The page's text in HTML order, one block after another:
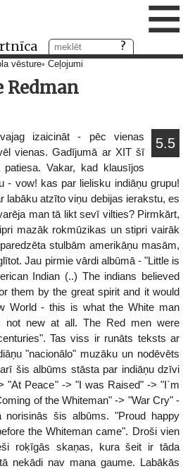
≡
vēsture Ceļojumi
Redman
5.5
izaicināt - pēc vienas
vienas. Gadījumā ar XIT šī
Vakar, kad klausījos
- vow! kas par lielisku indiāņu grupu!
labāku atzīto viņu debijas ierakstu, es
man tā likt sevī vilties? Pirmkārt,
mazāk rokmūzikas un stipri vairāk
stulbām amerikāņu masām,
Jau pirmie vārdi albūmā - "Little is
Indian (..) The indians believed
them by the great spirit and it would
World - this is what the White man
not new at all. The Red men were
Tas viss ir runāts teksts ar
"nacionālo" muzāku un nodēvēts
šis albūms stāsta par indiāņu dzīvi
"At Peace" -> "I was Raised" -> "I`m
of the Whiteman" -> "War Cry" -
šis albūms. "Proud happy
the Whiteman came". Droši vien
roķīgās skaņas, kura šeit ir tāda
nekādi nav mana gaume. Labākās